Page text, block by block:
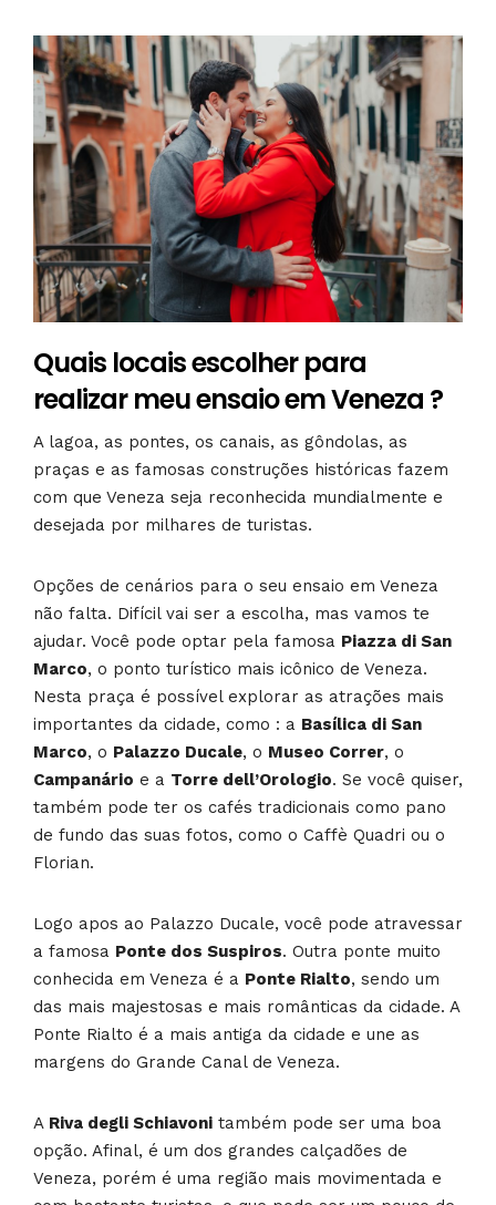
Quais locais escolher para
realizar meu ensaio em Veneza ?
A lagoa, as pontes, os canais, as gôndolas, as
praças e as famosas construções históricas fazem
com que Veneza seja reconhecida mundialmente e
desejada por milhares de turistas.
Opções de cenários para o seu ensaio em Veneza
não falta. Difícil vai ser a escolha, mas vamos te
ajudar. Você pode optar pela famosa Piazza di San
Marco, o ponto turístico mais icônico de Veneza.
Nesta praça é possível explorar as atrações mais
importantes da cidade, como : a Basílica di San
Marco, o Palazzo Ducale, o Museo Correr, o
Campanário e a Torre dell’Orologio. Se você quiser,
também pode ter os cafés tradicionais como pano
de fundo das suas fotos, como o Caffè Quadri ou o
Florian.
Logo apos ao Palazzo Ducale, você pode atravessar
a famosa Ponte dos Suspiros. Outra ponte muito
conhecida em Veneza é a Ponte Rialto, sendo um
das mais majestosas e mais românticas da cidade. A
Ponte Rialto é a mais antiga da cidade e une as
margens do Grande Canal de Veneza.
A Riva degli Schiavoni também pode ser uma boa
opção. Afinal, é um dos grandes calçadões de
Veneza, porém é uma região mais movimentada e